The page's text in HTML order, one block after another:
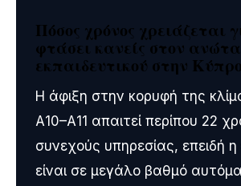
Πόσος χρόνος χρειάζεται
φτάσει κανείς στον
εκπαιδευτικού στην
Η άφιξη στην κορυφή της
Α10–Α11 απαιτεί περίπου 22
συνεχούς υπηρεσίας, επειδή η
είναι σε μεγάλο βαθμό